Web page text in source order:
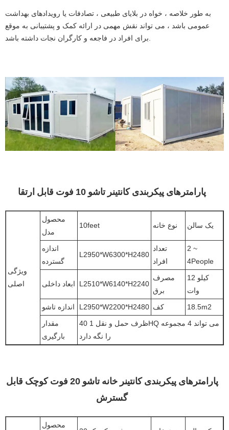
به طور خلاصه ، خواه در بلایای طبیعی ، تصادفات یا رویدادهای بهداشت
عمومی باشد ، می تواند نقش مهمی در ارائه کمک و پشتیبانی به موقع
پارامترهای پیکربندی کانتینر تاشو 10 فوت قابل ارتقا
ویژگی
اصلی
محصول
مدل
10feet نوع خانه یک سالن
اندازه
گسترده
L2950*W6300*H2480
تعداد
افراد
2 ~
4People
ابعاد داخلی L2510*W6140*H2240
مصرف
برق
12 کیلو
وات
اندازه تاشو
L2950*W2200*H2480 کف
18.5m2
مقدار
بارگیری
ظرف حمل و نقل 1 40HQ می تواند 4 مجموعه
را نگه دارد
پارامترهای پیکربندی کانتینر خانه تاشو 20 فوت کوچک قابل
گسترش
محصول